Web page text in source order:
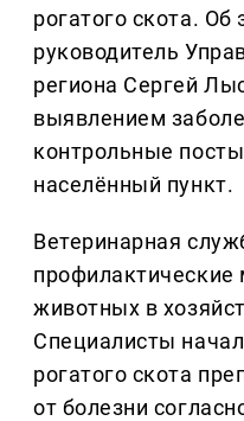
рогатого скота.
руководитель
региона Сергей
выявлением
контрольные
населённый пункт.
Ветеринарная
профилактические
животных в
Специалисты
рогатого скота
от болезни